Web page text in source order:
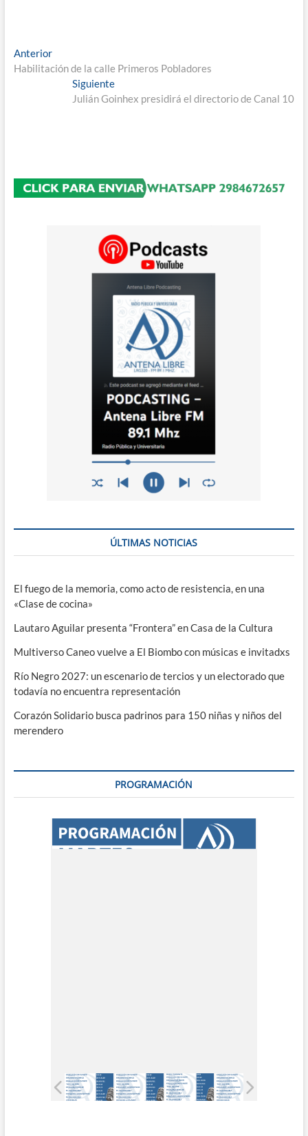
Navegación
de
entradas
AnteriorEntrada
anterior:
Habilitación de la calle Primeros Pobladores
SiguienteEntrada
siguiente:
Julián Goinhex presidirá el directorio de Canal 10
ÚLTIMAS NOTICIAS
El fuego de la memoria, como acto de resistencia, en una
«Clase de cocina»
Lautaro Aguilar presenta “Frontera” en Casa de la Cultura
Multiverso Caneo vuelve a El Biombo con músicas e invitadxs
Río Negro 2027: un escenario de tercios y un electorado que
todavía no encuentra representación
Corazón Solidario busca padrinos para 150 niñas y niños del
merendero
PROGRAMACIÓN